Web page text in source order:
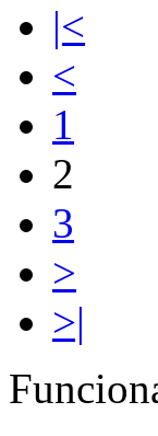
|<
<
1
2
3
>
>|